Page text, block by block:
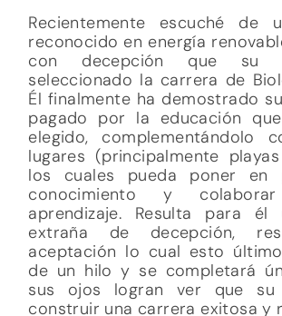
Recientemente escuché de
reconocido en energía
con decepción que su
seleccionado la carrera de
Él finalmente ha demostrado
pagado por la educación
elegido, complementándolo
lugares (principalmente
los cuales pueda poner en
conocimiento y
aprendizaje. Resulta para él
extraña de decepción,
aceptación lo cual esto
de un hilo y se completará
sus ojos logran ver que su
construir una carrera exitosa y